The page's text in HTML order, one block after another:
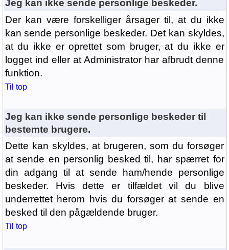
Jeg kan ikke sende personlige beskeder.
Der kan være forskelliger årsager til, at du ikke
kan sende personlige beskeder. Det kan skyldes,
at du ikke er oprettet som bruger, at du ikke er
logget ind eller at Administrator har afbrudt denne
funktion.
Til top
Jeg kan ikke sende personlige beskeder til
bestemte brugere.
Dette kan skyldes, at brugeren, som du forsøger
at sende en personlig besked til, har spærret for
din adgang til at sende ham/hende personlige
beskeder. Hvis dette er tilfældet vil du blive
underrettet herom hvis du forsøger at sende en
besked til den pågældende bruger.
Til top